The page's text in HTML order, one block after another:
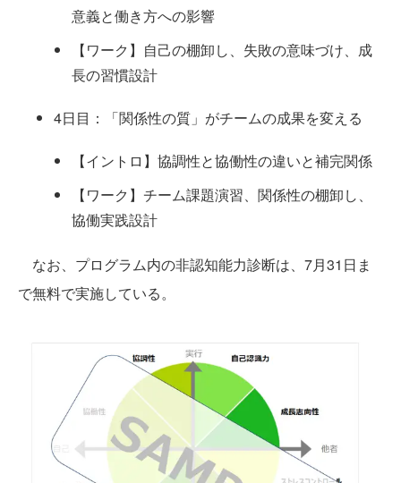
意義と働き方への影響
【ワーク】自己の棚卸し、失敗の意味づけ、成
長の習慣設計
4日目：「関係性の質」がチームの成果を変える
【イントロ】協調性と協働性の違いと補完関係
【ワーク】チーム課題演習、関係性の棚卸し、
協働実践設計
なお、プログラム内の非認知能力診断は、7月31日ま
で無料で実施している。